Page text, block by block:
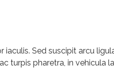
iaculis. Sed suscipit arcu
turpis pharetra, in vehicula